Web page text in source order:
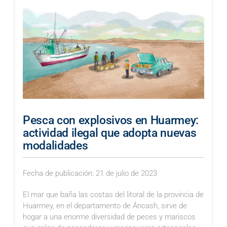
Pesca con explosivos en Huarmey:
actividad ilegal que adopta nuevas
modalidades
Fecha de publicación: 21 de julio de 2023
El mar que baña las costas del litoral de la provincia de
Huarmey, en el departamento de Áncash, sirve de
hogar a una enorme diversidad de peces y mariscos